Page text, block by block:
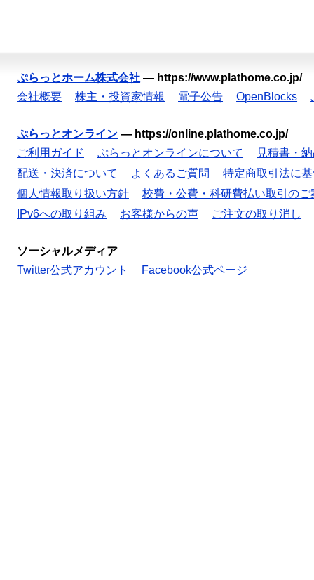
ぷらっとホーム株式会社 — https://www.plathome.co.jp/
会社概要
株主・投資家情報 電子公告 OpenBlocks
ぷらっとオンライン — https://online.plathome.co.jp/
ご利用ガイド
ぷらっとオンラインについて
見積書・
配送・決済について
よくあるご質問
特定商取引法に
個人情報取り扱い方針
校費・公費・科研費払い取引のご
IPv6への取り組み
お客様からの声 ご注文の取り消し
ソーシャルメディア
Twitter公式アカウント
Facebook公式ページ